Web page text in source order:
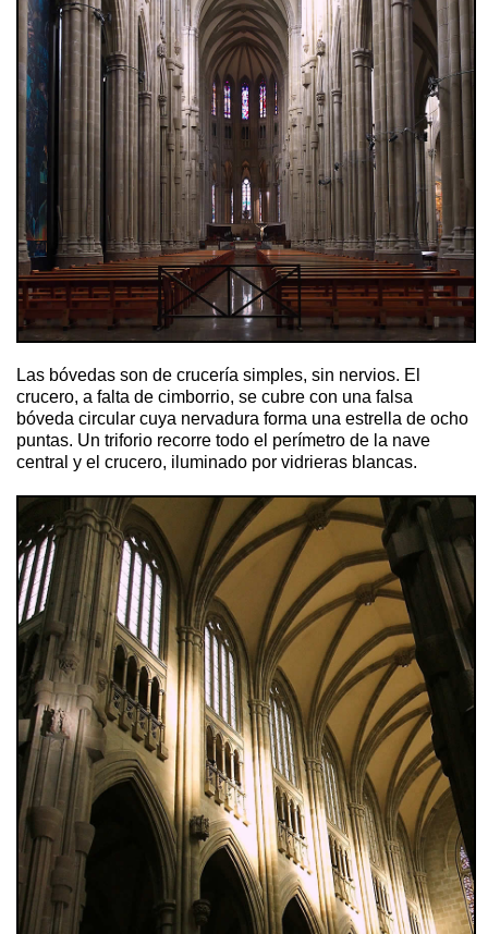
Las bóvedas son de crucería simples, sin nervios. El
crucero, a falta de cimborrio, se cubre con una falsa
bóveda circular cuya nervadura forma una estrella de ocho
puntas. Un triforio recorre todo el perímetro de la nave
central y el crucero, iluminado por vidrieras blancas.